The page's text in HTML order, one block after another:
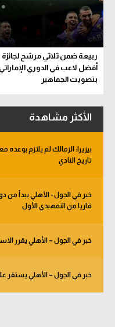
ربيعة ضمن ثلاثي مرشح لجائزة
أفضل لاعب في الدوري الإماراتي
بتصويت الجماهير
الأكثر مشاهدة
بيزيرا: الزمالك لم يلتزم
تاريخ النادي
قاريا من التمهيدي الأول
خبر في الجول – الأهلي يقرر
خبر في الجول – الأهلي يستقر